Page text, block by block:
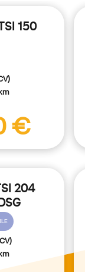
150
€
204